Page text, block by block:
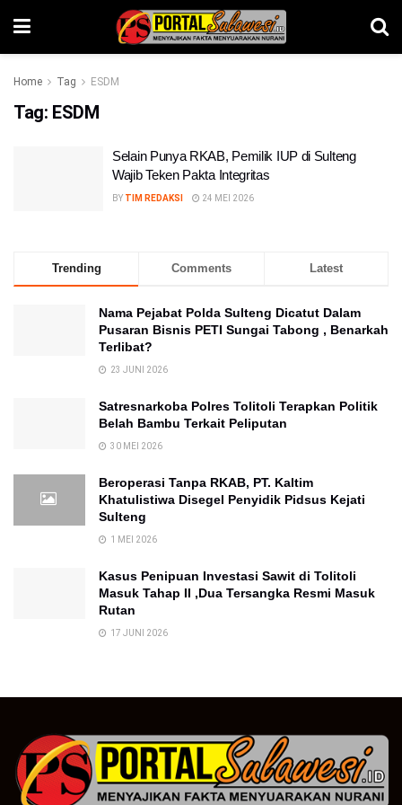
Home Tag ESDM
Tag: ESDM
Selain Punya RKAB, Pemilik IUP di Sulteng
Wajib Teken Pakta Integritas
BY TIM REDAKSI 24 MEI 2026
Trending Comments Latest
Nama Pejabat Polda Sulteng Dicatut Dalam
Pusaran Bisnis PETI Sungai Tabong , Benarkah
Terlibat?
23 JUNI 2026
Satresnarkoba Polres Tolitoli Terapkan Politik
Belah Bambu Terkait Peliputan
30 MEI 2026
Beroperasi Tanpa RKAB, PT. Kaltim
Khatulistiwa Disegel Penyidik Pidsus Kejati
Sulteng
1 MEI 2026
Kasus Penipuan Investasi Sawit di Tolitoli
Masuk Tahap II ,Dua Tersangka Resmi Masuk
Rutan
17 JUNI 2026